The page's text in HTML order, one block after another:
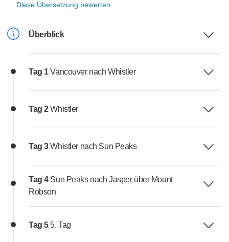
Diese Übersetzung bewerten
Überblick
Tag 1Vancouver nach Whistler
Tag 2Whistler
Tag 3Whistler nach Sun Peaks
Tag 4 Sun Peaks nach Jasper über Mount
Robson
Tag 55. Tag